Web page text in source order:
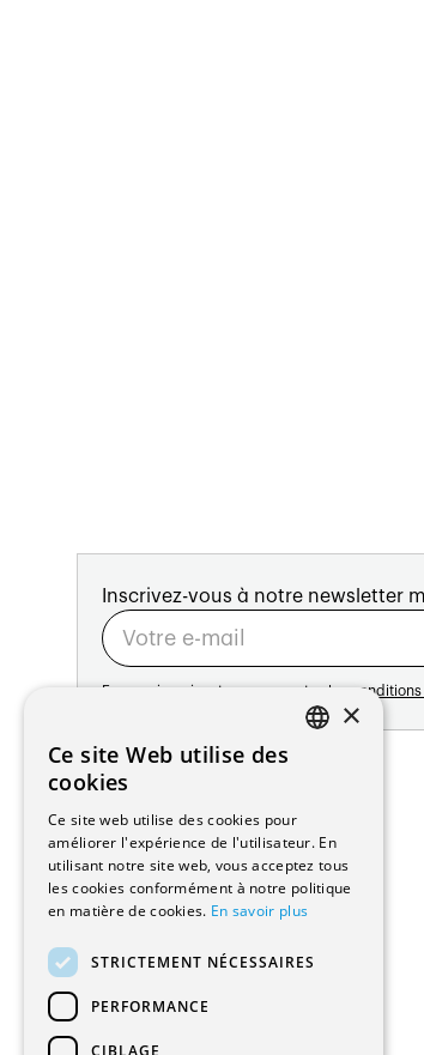
Inscrivez-vous à notre newsletter
En vous inscrivant vous acceptez les
Adresse:
Avenue de Longemalle 21
1020 Renens
Suisse
Contact:
Édition: +41 21 635 16 82
Plateforme: +41 21 631 10 50
info@architectes.ch
×
Ce site Web utilise des
cookies
Ce site web utilise des cookies pour
améliorer l'expérience de l'utilisateur. En
utilisant notre site web, vous acceptez tous
les cookies conformément à notre politique
en matière de cookies. En savoir plus
STRICTEMENT NÉCESSAIRES
PERFORMANCE
CIBLAGE